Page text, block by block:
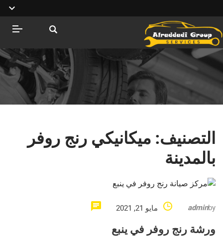
التصنيف: ميكانيكي رنج روفر
بالمدينة
by
admin مايو 21, 2021
ورشة رنج روفر في ينبع